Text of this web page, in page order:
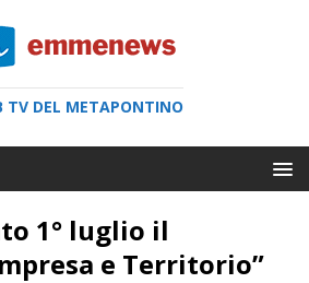
TV DEL METAPONTINO
1° luglio il
e Territorio”